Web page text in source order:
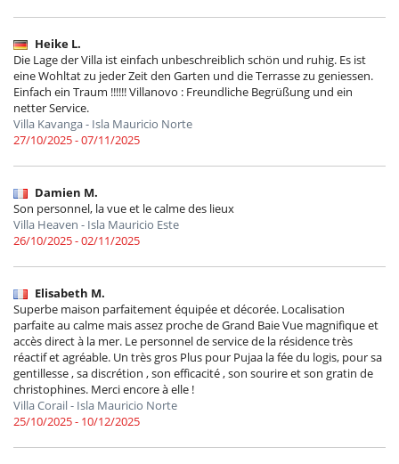
Heike L.
Die Lage der Villa ist einfach unbeschreiblich schön und ruhig. Es ist
eine Wohltat zu jeder Zeit den Garten und die Terrasse zu geniessen.
Einfach ein Traum !!!!!! Villanovo : Freundliche Begrüßung und ein
netter Service.
Villa Kavanga - Isla Mauricio Norte
27/10/2025 - 07/11/2025
Damien M.
Son personnel, la vue et le calme des lieux
Villa Heaven - Isla Mauricio Este
26/10/2025 - 02/11/2025
Elisabeth M.
Superbe maison parfaitement équipée et décorée. Localisation
parfaite au calme mais assez proche de Grand Baie Vue magnifique et
accès direct à la mer. Le personnel de service de la résidence très
réactif et agréable. Un très gros Plus pour Pujaa la fée du logis, pour sa
gentillesse , sa discrétion , son efficacité , son sourire et son gratin de
christophines. Merci encore à elle !
Villa Corail - Isla Mauricio Norte
25/10/2025 - 10/12/2025